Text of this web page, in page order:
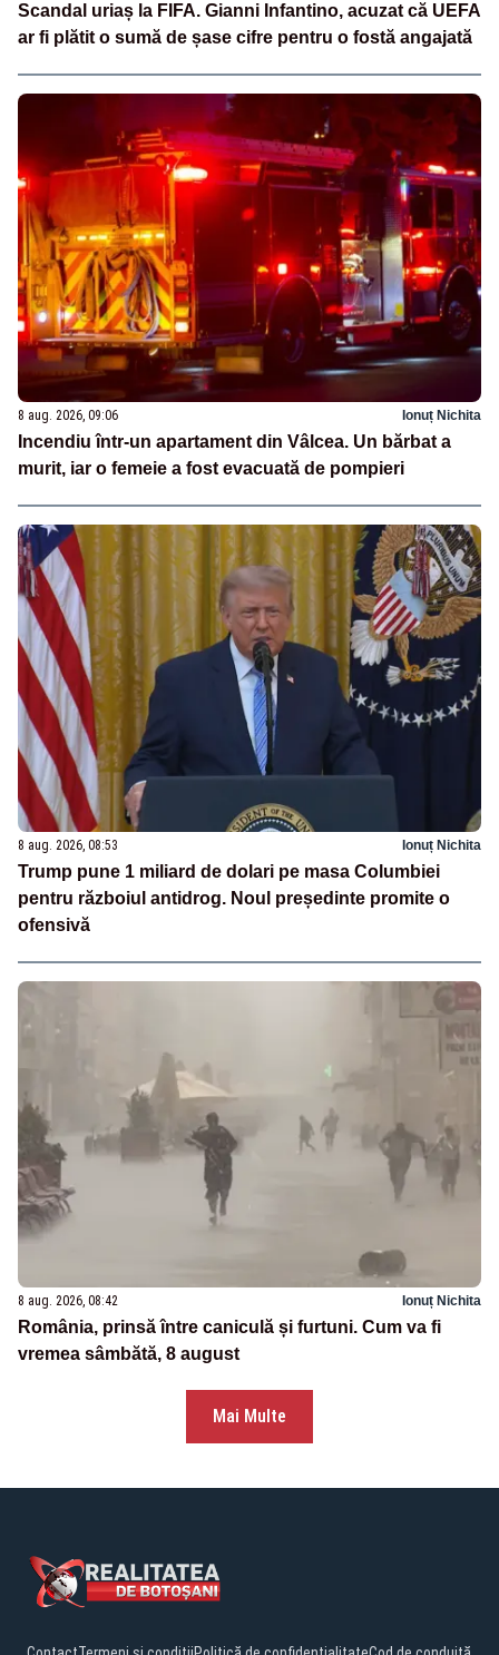
Scandal uriaș la FIFA. Gianni Infantino, acuzat că UEFA
ar fi plătit o sumă de șase cifre pentru o fostă angajată
8 aug. 2026, 09:06 Ionuț Nichita
Incendiu într-un apartament din Vâlcea. Un bărbat a
murit, iar o femeie a fost evacuată de pompieri
8 aug. 2026, 08:53 Ionuț Nichita
Trump pune 1 miliard de dolari pe masa Columbiei
pentru războiul antidrog. Noul președinte promite o
ofensivă
8 aug. 2026, 08:42 Ionuț Nichita
România, prinsă între caniculă și furtuni. Cum va fi
vremea sâmbătă, 8 august
Mai Multe